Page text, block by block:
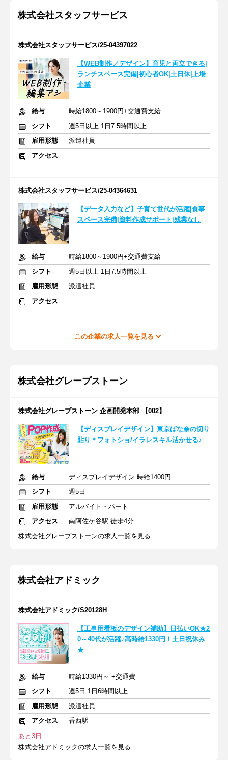
株式会社スタッフサービス
株式会社スタッフサービス/25-04397022
【WEB制作／デザイン】育児と両立できる|
ランチスペース完備|初心者OK|土日休|上場
企業
給与
時給1800～1900円+交通費支給
シフト
週5日以上 1日7.5時間以上
雇用形態
派遣社員
アクセス
株式会社スタッフサービス/25-04364631
【データ入力など】子育て世代が活躍|食事
スペース完備|資料作成サポート|残業なし
給与
時給1800～1900円+交通費支給
シフト
週5日以上 1日7.5時間以上
雇用形態
派遣社員
アクセス
この企業の求人一覧を見る
株式会社グレープストーン
株式会社グレープストーン 企画開発本部 【002】
【ディスプレイデザイン】東京ばな奈の切り
貼り＊フォトショ/イラレスキル活かせる♪
給与
ディスプレイデザイン:時給1400円
シフト
週5日
雇用形態
アルバイト・パート
アクセス
南阿佐ケ谷駅 徒歩4分
株式会社グレープストーンの求人一覧を見る
株式会社アドミック
株式会社アドミック/S20128H
【工事用看板のデザイン補助】日払いOK★2
0～40代が活躍♪高時給1330円！土日祝休み
★
給与
時給1330円～ +交通費
シフト
週5日 1日6時間以上
雇用形態
派遣社員
アクセス
香西駅
あと3日
株式会社アドミックの求人一覧を見る